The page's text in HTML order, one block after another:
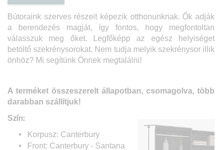
Bútoraink szerves részeit képezik otthonunknak. Ők adják
a berendezés magját, így fontos, hogy megfontoltan
válasszuk meg őket. Legfőképp az egész helyiséget
betöltő szekrénysorokat. Nem tudja melyik szekrénysor illik
önhöz? Mi segítünk Önnek megtalálni!
A terméket összeszerelt állapotban, csomagolva, több
darabban szállítjuk!
Szín:
Korpusz: Canterbury
Front: Canterbury - Santana